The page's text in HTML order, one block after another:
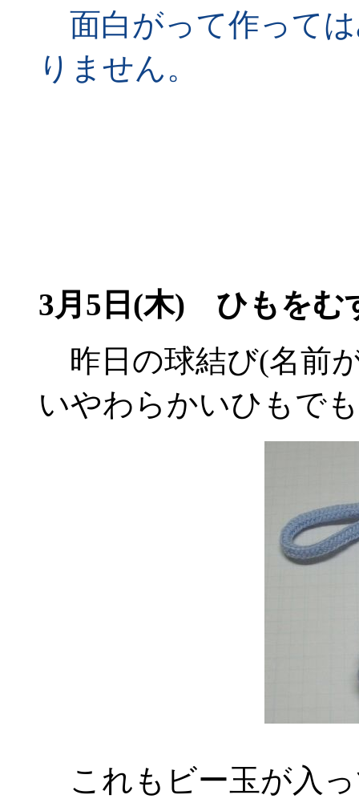
面白がって作って
りません。
3月5日(木) ひもをむ
昨日の球結び(名前
いやわらかいひもで
これもビー玉が入